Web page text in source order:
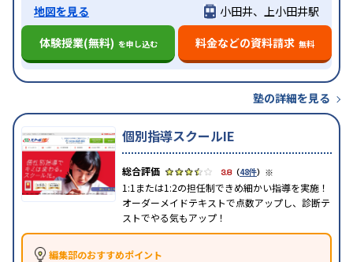
地図を見る
小田井、上小田井駅
体験授業(無料) を申し込む 料金などの資料請求 無料
塾の詳細を見る
個別指導スクールIE
3.8（48件） ※
1:1または1:2の担任制できめ細かい指導を実施！
オーダーメイドテキストで点数アップし、診断テ
ストでやる気もアップ！
編集部のおすすめポイント